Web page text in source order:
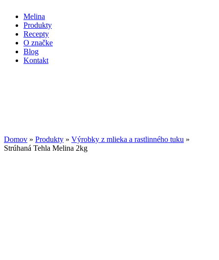
Melina
Produkty
Recepty
O značke
Blog
Kontakt
Domov » Produkty » Výrobky z mlieka a rastlinného tuku »
Strúhaná Tehla Melina 2kg